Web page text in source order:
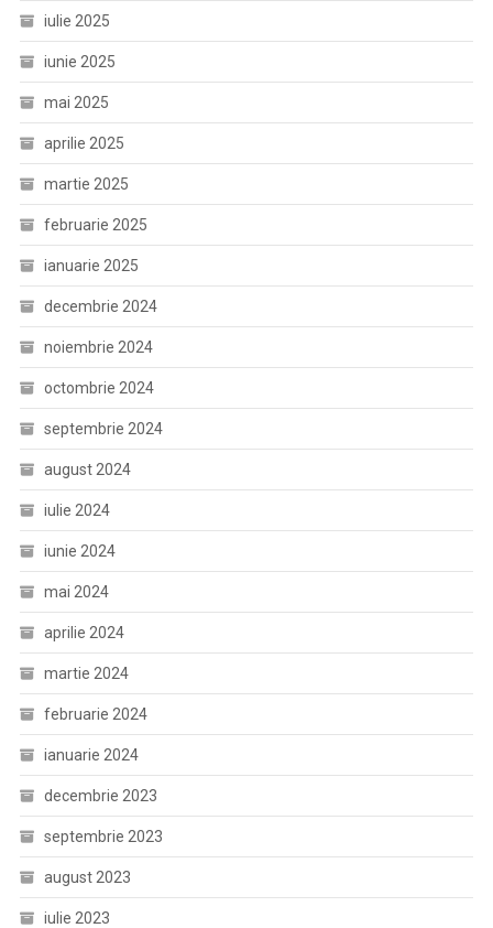
iulie 2025
iunie 2025
mai 2025
aprilie 2025
martie 2025
februarie 2025
ianuarie 2025
decembrie 2024
noiembrie 2024
octombrie 2024
septembrie 2024
august 2024
iulie 2024
iunie 2024
mai 2024
aprilie 2024
martie 2024
februarie 2024
ianuarie 2024
decembrie 2023
septembrie 2023
august 2023
iulie 2023